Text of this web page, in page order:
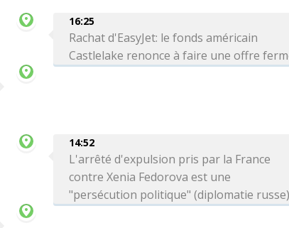
16:25
Rachat d'EasyJet: le fonds américain
Castlelake renonce à faire une offre
14:52
L'arrêté d'expulsion pris par la France
contre Xenia Fedorova est une
"persécution politique" (diplomatie